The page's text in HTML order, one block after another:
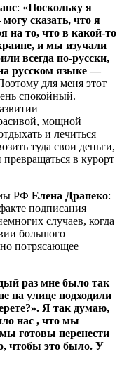
: «Поскольку я
сказать, что я
на то, что в какой-то
и мы изучали
всегда по-русски,
русском языке —
для меня этот
спокойный.
мощной
и лечиться
туда свои деньги,
в курорт
РФ Елена Драпеко:
подписания
случаев, когда
большого
потрясающее
раз мне было так
на улице подходили
Я так думаю,
нас , что мы
готовы перенести
чтобы это было. У